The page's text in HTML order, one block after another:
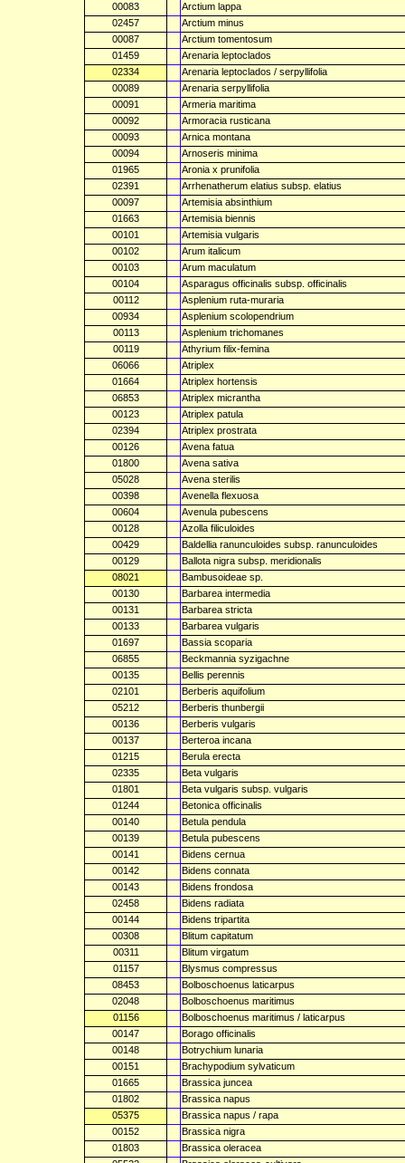
00083
Arctium lappa
02457
Arctium minus
00087
Arctium tomentosum
01459
Arenaria leptoclados
02334
Arenaria leptoclados / serpyllifolia
00089
Arenaria serpyllifolia
00091
Armeria maritima
00092
Armoracia rusticana
00093
Arnica montana
00094
Arnoseris minima
01965
Aronia x prunifolia
02391
Arrhenatherum elatius subsp. elatius
00097
Artemisia absinthium
01663
Artemisia biennis
00101
Artemisia vulgaris
00102
Arum italicum
00103
Arum maculatum
00104
Asparagus officinalis subsp. officinalis
00112
Asplenium ruta-muraria
00934
Asplenium scolopendrium
00113
Asplenium trichomanes
00119
Athyrium filix-femina
06066
Atriplex
01664
Atriplex hortensis
06853
Atriplex micrantha
00123
Atriplex patula
02394
Atriplex prostrata
00126
Avena fatua
01800
Avena sativa
05028
Avena sterilis
00398
Avenella flexuosa
00604
Avenula pubescens
00128
Azolla filiculoides
00429
Baldellia ranunculoides subsp. ranunculoides
00129
Ballota nigra subsp. meridionalis
08021
Bambusoideae sp.
00130
Barbarea intermedia
00131
Barbarea stricta
00133
Barbarea vulgaris
01697
Bassia scoparia
06855
Beckmannia syzigachne
00135
Bellis perennis
02101
Berberis aquifolium
05212
Berberis thunbergii
00136
Berberis vulgaris
00137
Berteroa incana
01215
Berula erecta
02335
Beta vulgaris
01801
Beta vulgaris subsp. vulgaris
01244
Betonica officinalis
00140
Betula pendula
00139
Betula pubescens
00141
Bidens cernua
00142
Bidens connata
00143
Bidens frondosa
02458
Bidens radiata
00144
Bidens tripartita
00308
Blitum capitatum
00311
Blitum virgatum
01157
Blysmus compressus
08453
Bolboschoenus laticarpus
02048
Bolboschoenus maritimus
01156
Bolboschoenus maritimus / laticarpus
00147
Borago officinalis
00148
Botrychium lunaria
00151
Brachypodium sylvaticum
01665
Brassica juncea
01802
Brassica napus
05375
Brassica napus / rapa
00152
Brassica nigra
01803
Brassica oleracea